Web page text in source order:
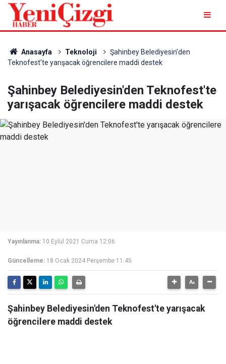
Anasayfa Teknoloji
Şahinbey Belediyesin'den
Teknofest'te yarışacak öğrencilere maddi destek
Şahinbey Belediyesin'den Teknofest'te
yarışacak öğrencilere maddi destek
Yayınlanma: 10 Eylül 2021 Cuma 12:06
Güncelleme: 18 Ocak 2024 Perşembe 11:45
Şahinbey Belediyesin'den Teknofest'te yarışacak
öğrencilere maddi destek